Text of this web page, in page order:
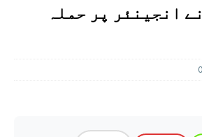
انجینئر پر حملہ
0